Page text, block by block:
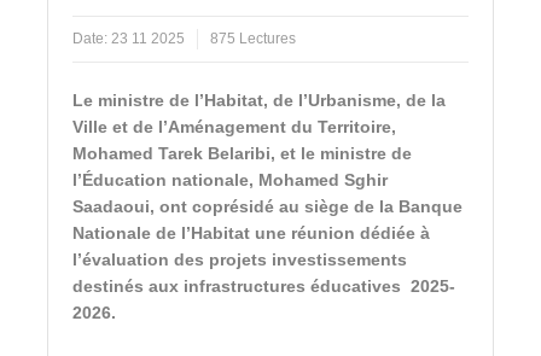
Date: 23 11 2025 875 Lectures
Le ministre de l’Habitat, de l’Urbanisme, de la
Ville et de l’Aménagement du Territoire,
Mohamed Tarek Belaribi, et le ministre de
l’Éducation nationale, Mohamed Sghir
Saadaoui, ont coprésidé au siège de la Banque
Nationale de l’Habitat une réunion dédiée à
l’évaluation des projets investissements
destinés aux infrastructures éducatives 2025-
2026.